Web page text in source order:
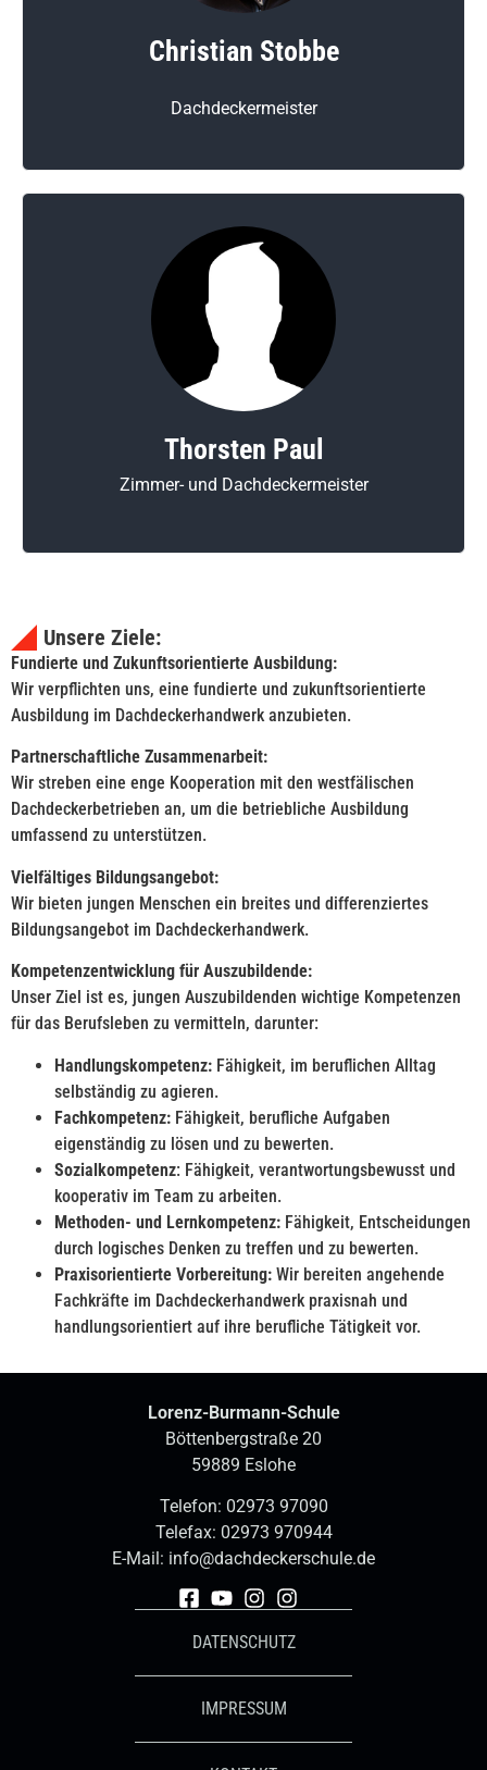
Christian Stobbe
Dachdeckermeister
Thorsten Paul
Zimmer- und Dachdeckermeister
Unsere Ziele:
Fundierte und Zukunftsorientierte Ausbildung:
Wir verpflichten uns, eine fundierte und zukunftsorientierte
Ausbildung im Dachdeckerhandwerk anzubieten.
Partnerschaftliche Zusammenarbeit:
Wir streben eine enge Kooperation mit den westfälischen
Dachdeckerbetrieben an, um die betriebliche Ausbildung
umfassend zu unterstützen.
Vielfältiges Bildungsangebot:
Wir bieten jungen Menschen ein breites und differenziertes
Bildungsangebot im Dachdeckerhandwerk.
Kompetenzentwicklung für Auszubildende:
Unser Ziel ist es, jungen Auszubildenden wichtige Kompetenzen
für das Berufsleben zu vermitteln, darunter:
Handlungskompetenz: Fähigkeit, im beruflichen Alltag
selbständig zu agieren.
Fachkompetenz: Fähigkeit, berufliche Aufgaben
eigenständig zu lösen und zu bewerten.
Sozialkompetenz: Fähigkeit, verantwortungsbewusst und
kooperativ im Team zu arbeiten.
Methoden- und Lernkompetenz: Fähigkeit, Entscheidungen
durch logisches Denken zu treffen und zu bewerten.
Praxisorientierte Vorbereitung: Wir bereiten angehende
Fachkräfte im Dachdeckerhandwerk praxisnah und
handlungsorientiert auf ihre berufliche Tätigkeit vor.
Lorenz-Burmann-Schule
Böttenbergstraße 20
59889 Eslohe
Telefon: 02973 97090
Telefax: 02973 970944
E-Mail: info@dachdeckerschule.de
DATENSCHUTZ
IMPRESSUM